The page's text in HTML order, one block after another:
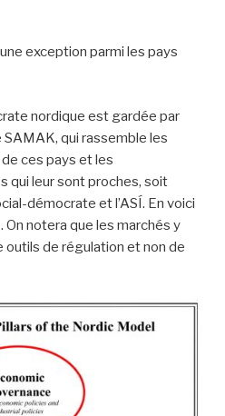
exception parmi les pays
nordique est gardée par
qui rassemble les
ces pays et les
qui leur sont proches, soit
démocrate et l’ASÍ. En voici
On notera que les marchés y
de régulation et non de